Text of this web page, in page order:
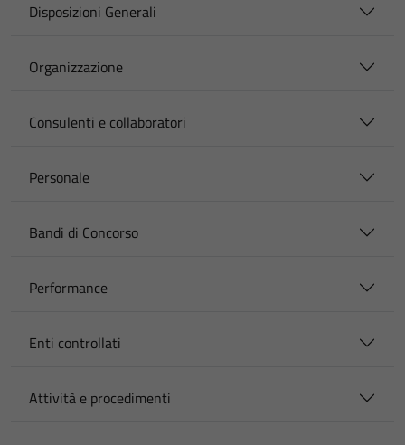
Disposizioni Generali
Organizzazione
Consulenti e collaboratori
Personale
Bandi di Concorso
Performance
Enti controllati
Attività e procedimenti